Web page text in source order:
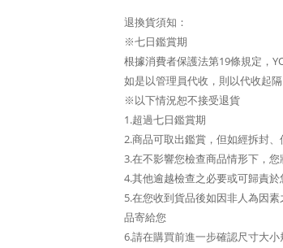
退換貨須知：
※七日鑑賞期
根據消費者保護法第19條規定，
如是以管理員代收，則以代收起
※以下情況恕不接受退貨
1.超過七日鑑賞期
2.商品可取出鑑賞，但如經拆封
3.在不影響您檢查商品情形下，
4.其他逾越檢查之必要或可歸責
5.在您收到貨品後如因非人為因
品寄給您
6.請在購買前進一步確認尺寸大